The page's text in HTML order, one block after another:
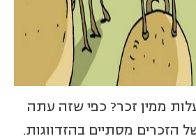
ממין זכר? כפי שזה עתה
הזכרים מסתיים בהזדווגות.